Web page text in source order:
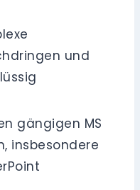
und
gängigen MS
insbesondere